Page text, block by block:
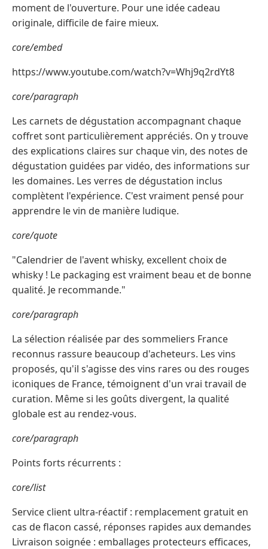
moment de l'ouverture. Pour une idée cadeau
originale, difficile de faire mieux.
core/embed
https://www.youtube.com/watch?v=Whj9q2rdYt8
core/paragraph
Les carnets de dégustation accompagnant chaque
coffret sont particulièrement appréciés. On y trouve
des explications claires sur chaque vin, des notes de
dégustation guidées par vidéo, des informations sur
les domaines. Les verres de dégustation inclus
complètent l'expérience. C'est vraiment pensé pour
apprendre le vin de manière ludique.
core/quote
"Calendrier de l'avent whisky, excellent choix de
whisky ! Le packaging est vraiment beau et de bonne
qualité. Je recommande."
core/paragraph
La sélection réalisée par des sommeliers France
reconnus rassure beaucoup d'acheteurs. Les vins
proposés, qu'il s'agisse des vins rares ou des rouges
iconiques de France, témoignent d'un vrai travail de
curation. Même si les goûts divergent, la qualité
globale est au rendez-vous.
core/paragraph
Points forts récurrents :
core/list
Service client ultra-réactif : remplacement gratuit en
cas de flacon cassé, réponses rapides aux demandes
Livraison soignée : emballages protecteurs efficaces,